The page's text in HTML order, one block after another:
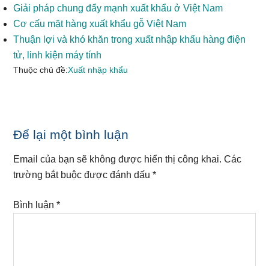
Giải pháp chung đẩy mạnh xuất khẩu ở Việt Nam
Cơ cấu mặt hàng xuất khẩu gỗ Việt Nam
Thuận lợi và khó khăn trong xuất nhập khẩu hàng điện
tử, linh kiện máy tính
Thuộc chủ đề:Xuất nhập khẩu
Reader
Interactions
Để lại một bình luận
Email của bạn sẽ không được hiển thị công khai. Các
trường bắt buộc được đánh dấu*
Bình luận*